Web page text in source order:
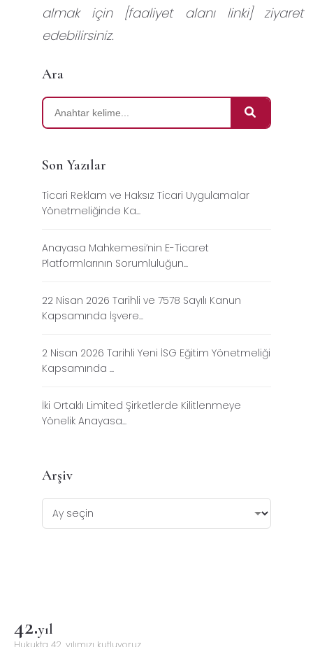
almak için [faaliyet alanı linki] ziyaret
edebilirsiniz.
Ara
Son Yazılar
Ticari Reklam ve Haksız Ticari Uygulamalar
Yönetmeliğinde Ka...
Anayasa Mahkemesi’nin E-Ticaret
Platformlarının Sorumluluğun...
22 Nisan 2026 Tarihli ve 7578 Sayılı Kanun
Kapsamında İşvere...
2 Nisan 2026 Tarihli Yeni İSG Eğitim Yönetmeliği
Kapsamında ...
İki Ortaklı Limited Şirketlerde Kilitlenmeye
Yönelik Anayasa...
Arşiv
42.yıl